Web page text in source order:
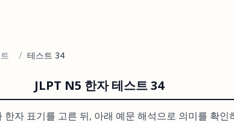
/ 테스트 34
JLPT N5 한자 테스트 34
자 표기를 고른 뒤, 아래 예문 해석으로 의미를 확인